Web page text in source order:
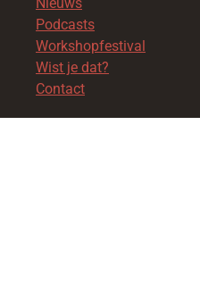
Podcasts
Workshopfestival
Wist je dat?
Contact